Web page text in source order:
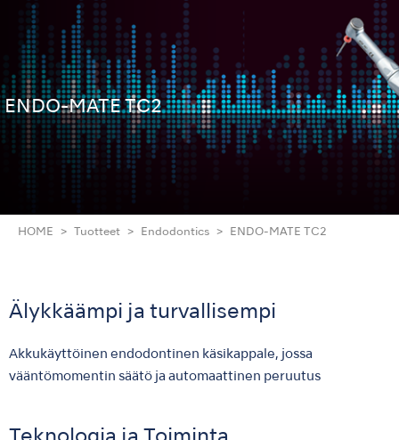
ENDO-MATE TC2
HOME Tuotteet Endodontics ENDO-MATE TC2
Älykkäämpi ja turvallisempi
Akkukäyttöinen endodontinen käsikappale, jossa
vääntömomentin säätö ja automaattinen peruutus